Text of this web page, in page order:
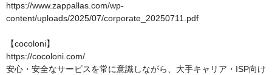
https://www.zappallas.com/wp-
content/uploads/2025/07/corporate_20250711.pdf
【cocoloni】
https://cocoloni.com/
安心・安全なサービスを常に意識しながら、大手キャリア・ISP向け